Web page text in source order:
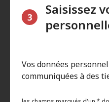
3
Saisissez
Vos données
communiquées à des